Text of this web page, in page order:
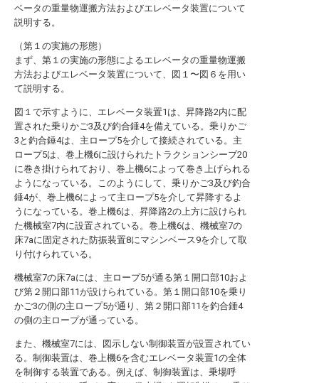
ベータの重量物運搬方法およびエレベータ装置について
説明する。
（第１の実施の形態）
まず、第１の実施の形態によるエレベータの重量物運搬
方法およびエレベータ装置について、図１〜図６を用い
て説明する。
図１で示すように、エレベータ装置1は、昇降路2内に配
置された乗りかご3及び釣合錘4を備えている。乗りかご
3と釣合錘4は、主ロープ5を介して接続されている。主
ロープ5は、巻上機6に設けられたトラクションシーブ20
に巻き掛けられており、巻上機6によって巻き上げられる
ようになっている。このようにして、乗りかご3及び釣合
錘4が、巻上機6によって主ロープ5を介して昇降するよ
うになっている。巻上機6は、昇降路2の上方に設けられ
た機械室7内に設置されている。巻上機6は、機械室7の
床7aに固定された防振装置8にマシンベース9を介して取
り付けられている。
機械室7の床7aには、主ロープ5が通る第１開口部10およ
び第２開口部11が設けられている。第１開口部10を乗り
かご3の側の主ロープ5が通り、第２開口部11を釣合錘4
の側の主ロープが通っている。
また、機械室7には、図示しない制御装置が設置されてい
る。制御装置は、巻上機6を含むエレベータ装置1の全体
を制御する装置である。例えば、制御装置は、乗場呼